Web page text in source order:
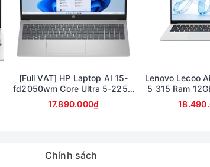
[Full VAT] HP Laptop AI 15-
fd2050wm Core Ultra 5-225U
Ram 8GB SSD 512GB Màn hình
15.6inch FullHD Touch
17.890.000₫
Lenovo Lecoo
5 315 Ram
Màn hình
Chính sách